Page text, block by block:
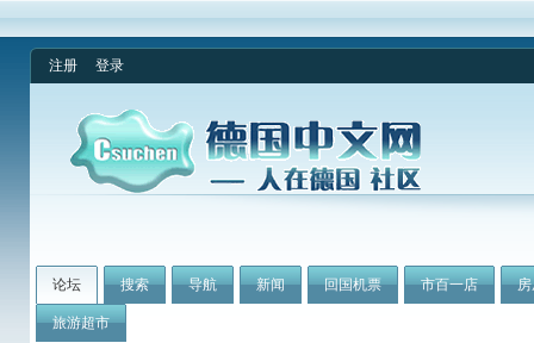
注册 登录
论坛 搜索 导航 新闻 回国机票 市百一店
旅游超市